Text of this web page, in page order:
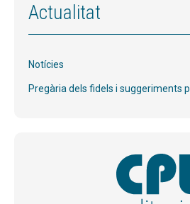
Actualitat
Notícies
Pregària dels fidels i suggeriments